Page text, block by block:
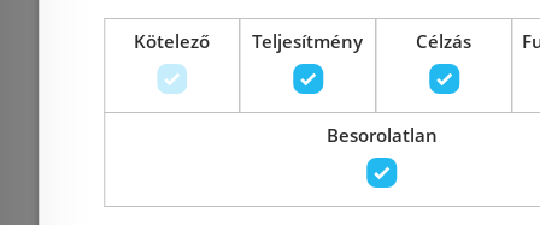
Mások
megnézték
Kötelező Teljesítmény Célzás
Besorolatlan